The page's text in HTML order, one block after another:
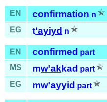
EN confirmation n
EG
t'ayiyd n
EN confirmed part
MS
mw'akkad part
EG mw'ayyid part